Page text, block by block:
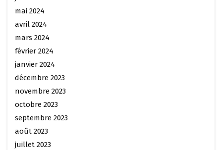
mai 2024
avril 2024
mars 2024
février 2024
janvier 2024
décembre 2023
novembre 2023
octobre 2023
septembre 2023
août 2023
juillet 2023